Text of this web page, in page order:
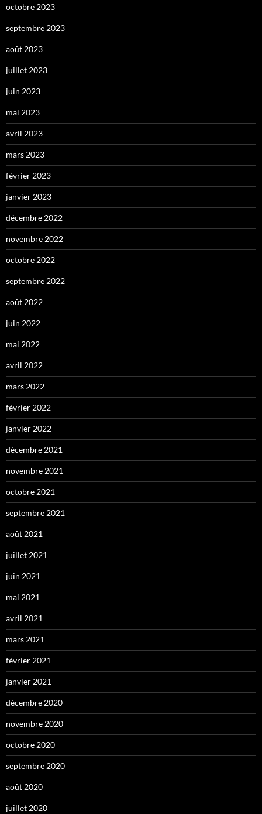
octobre 2023
septembre 2023
août 2023
juillet 2023
juin 2023
mai 2023
avril 2023
mars 2023
février 2023
janvier 2023
décembre 2022
novembre 2022
octobre 2022
septembre 2022
août 2022
juin 2022
mai 2022
avril 2022
mars 2022
février 2022
janvier 2022
décembre 2021
novembre 2021
octobre 2021
septembre 2021
août 2021
juillet 2021
juin 2021
mai 2021
avril 2021
mars 2021
février 2021
janvier 2021
décembre 2020
novembre 2020
octobre 2020
septembre 2020
août 2020
juillet 2020